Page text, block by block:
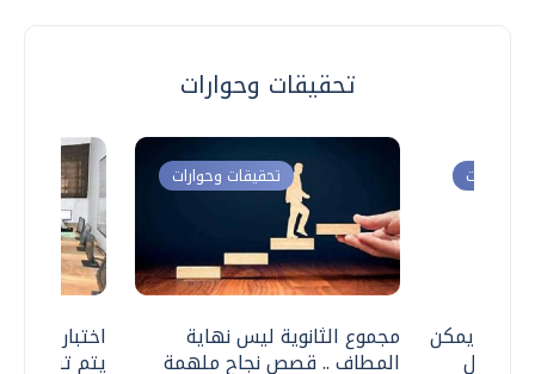
تحقيقات وحوارات
اختبارات
يتم
تحقيقات وحوارات
مجموع الثانوية ليس نهاية
المطاف .. قصص نجاح ملهمة
وحوارات
.. هل يمكن
نتعامل